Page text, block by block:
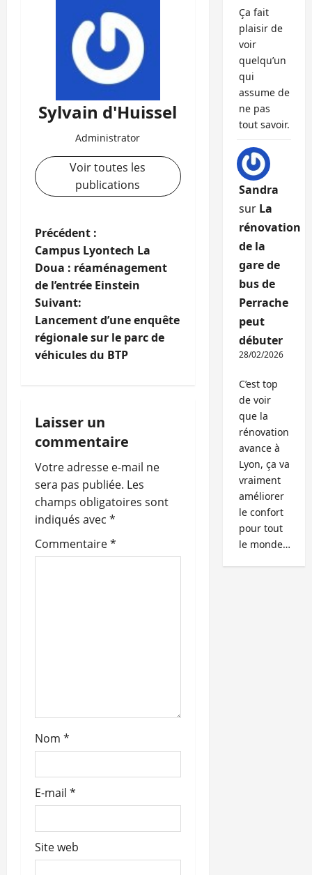
Sylvain d'Huissel
Administrator
Voir toutes les
publications
N
a
v
i
g
t
i
o
n
d
’
l
Précédent :
Campus Lyontech La
Doua : réaménagement
de l’entrée Einstein
Suivant:
Lancement d’une enquête
régionale sur le parc de
véhicules du BTP
Laisser un
commentaire
Votre adresse e-mail ne
sera pas publiée. Les
champs obligatoires sont
indiqués avec *
Commentaire*
Nom *
E-mail *
Site web
Ça fait
plaisir de
voir
quelqu’un
qui
assume de
ne pas
tout savoir.
Sandra
sur La
rénovation
de la
gare de
bus de
Perrache
peut
débuter
28/02/2026
C’est top
de voir
que la
rénovation
avance à
Lyon, ça va
vraiment
améliorer
le confort
pour tout
le monde…